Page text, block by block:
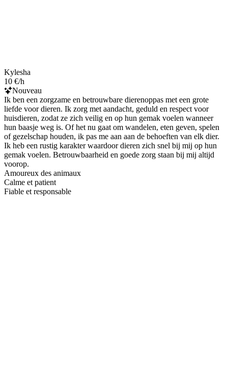
Kylesha
10 €/h
Nouveau
Ik ben een zorgzame en betrouwbare dierenoppas met een grote
liefde voor dieren. Ik zorg met aandacht, geduld en respect voor
huisdieren, zodat ze zich veilig en op hun gemak voelen wanneer
hun baasje weg is. Of het nu gaat om wandelen, eten geven, spelen
of gezelschap houden, ik pas me aan aan de behoeften van elk dier.
Ik heb een rustig karakter waardoor dieren zich snel bij mij op hun
gemak voelen. Betrouwbaarheid en goede zorg staan bij mij altijd
voorop.
Amoureux des animaux
Calme et patient
Fiable et responsable